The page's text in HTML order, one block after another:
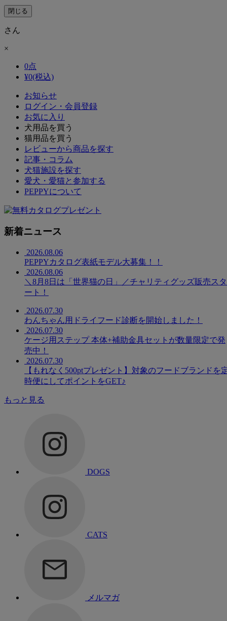
閉じる
さん
×
0点
¥0(税込)
お知らせ
ログイン・会員登録
お気に入り
犬用品を買う
猫用品を買う
レビューから商品を探す
記事・コラム
犬猫施設を探す
愛犬・愛猫と参加する
PEPPYについて
新着ニュース
2026.08.06
PEPPYカタログ表紙モデル大募集！！
2026.08.06
＼8月8日は「世界猫の日」／チャリティグッズ販売スタ
ート！
2026.07.30
わんちゃん用ドライフード診断を開始しました！
2026.07.30
ケージ用ステップ 本体+補助金具セットが数量限定で発
売中！
2026.07.30
【もれなく500ptプレゼント】対象のフードブランドを
時便にしてポイントをGET♪
もっと見る
DOGS
CATS
メルマガ